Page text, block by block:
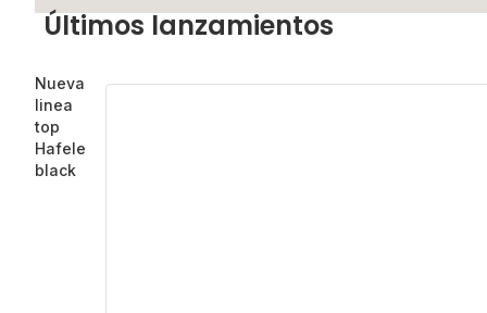
Últimos lanzamientos
Nueva
linea
top
Hafele
black